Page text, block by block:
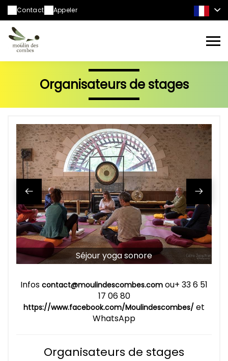
Contact Appeler
Organisateurs de stages
Séjour yoga sonore
Infos contact@moulindescombes.com ou+ 33 6 51
17 06 80
https://www.facebook.com/Moulindescombes/ et
WhatsApp
Organisateurs de stages